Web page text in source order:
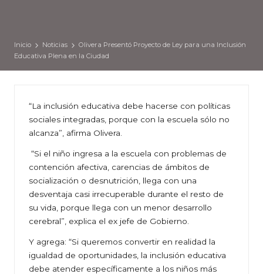
Inicio Noticias
Olivera Presentó Proyecto de Ley para una Inclusión
Educativa Plena en la Ciudad
“La inclusión educativa debe hacerse con políticas
sociales integradas, porque con la escuela sólo no
alcanza”, afirma Olivera.
“Si el niño ingresa a la escuela con problemas de
contención afectiva, carencias de ámbitos de
socialización o desnutrición, llega con una
desventaja casi irrecuperable durante el resto de
su vida, porque llega con un menor desarrollo
cerebral”, explica el ex jefe de Gobierno.
Y agrega: “Si queremos convertir en realidad la
igualdad de oportunidades, la inclusión educativa
debe atender específicamente a los niños más